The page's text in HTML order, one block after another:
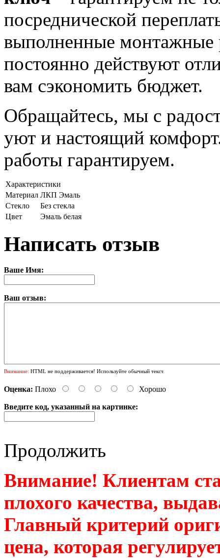
посреднической
выполненные монтажные
постоянно действуют
вам сэкономить бюджет.
Обращайтесь, мы с
уют и настоящий
работы гарантируем.
Характеристики
Материал ЛКП Эмаль
Стекло
Без стекла
Цвет
Эмаль белая
Написать отзыв
Ваше Имя:
Ваш отзыв:
Внимание: HTML не поддерживается! Используйте обычный текст.
Оценка: Плохо Хорошо
Введите код, указанный на картинке:
Продолжить
Внимание! Клиентам
плохого качества,
Главный критерий
цена, которая